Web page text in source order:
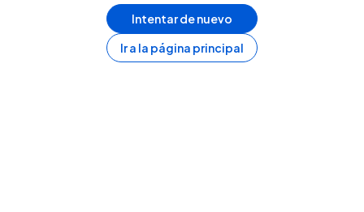
Intentar de nuevo
Ir a la página principal